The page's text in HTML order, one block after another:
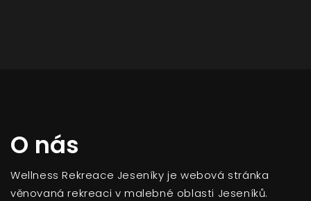
O nás
Wellness Rekreace Jeseníky je webová stránka
věnovaná rekreaci v malebné oblasti Jeseníků.